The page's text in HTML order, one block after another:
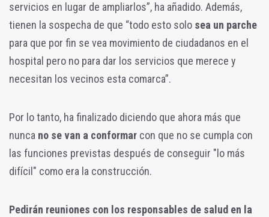
servicios en lugar de ampliarlos”, ha añadido. Además,
tienen la sospecha de que “todo esto solo sea un parche
para que por fin se vea movimiento de ciudadanos en el
hospital pero no para dar los servicios que merece y
necesitan los vecinos esta comarca”.
Por lo tanto, ha finalizado diciendo que ahora más que
nunca no se van a conformar con que no se cumpla con
las funciones previstas después de conseguir "lo más
difícil" como era la construcción.
Pedirán reuniones con los responsables de salud en la